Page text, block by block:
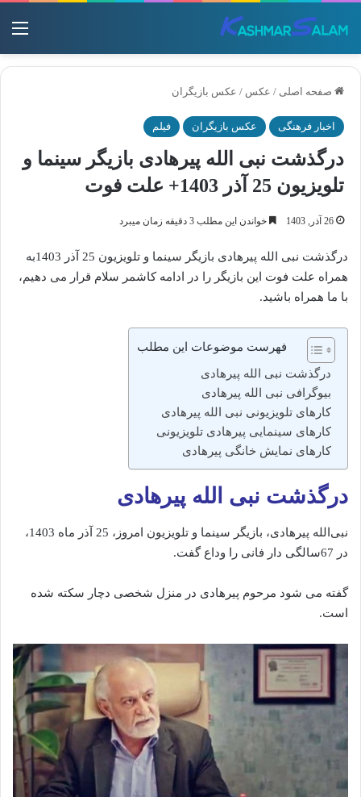
صفحه اصلی / عکس / عکس بازیگران
اخبار فرهنگی عکس بازیگران فیلم
درگذشت نبی‌ الله پیرهادی بازیگر سینما و
تلویزیون 25 آذر 1403+ علت فوت
26 آذر, 1403 خواندن این مطلب 3 دقیقه زمان میبرد
درگذشت نبی‌ الله پیرهادی بازیگر سینما و تلویزیون 25 آذر 1403به
همراه علت فوت این بازیگر را در ادامه کاشمر سلام قرار می دهیم،
با ما همراه باشید.
فهرست موضوعات این مطلب
درگذشت نبی‌ الله پیرهادی
بیوگرافی نبی الله پیرهادی
کارهای تلویزیونی نبی الله پیرهادی
کارهای سینمایی پیرهادی تلویزیونی
کارهای نمایش خانگی پیرهادی
درگذشت نبی‌ الله پیرهادی
نبی‌الله پیرهادی، بازیگر سینما و تلویزیون امروز، 25 آذر ماه 1403،
در 67سالگی دار فانی را وداع گفت.
گفته‌ می‌ شود مرحوم پیرهادی در منزل شخصی دچار سکته‌ شده‌
است.